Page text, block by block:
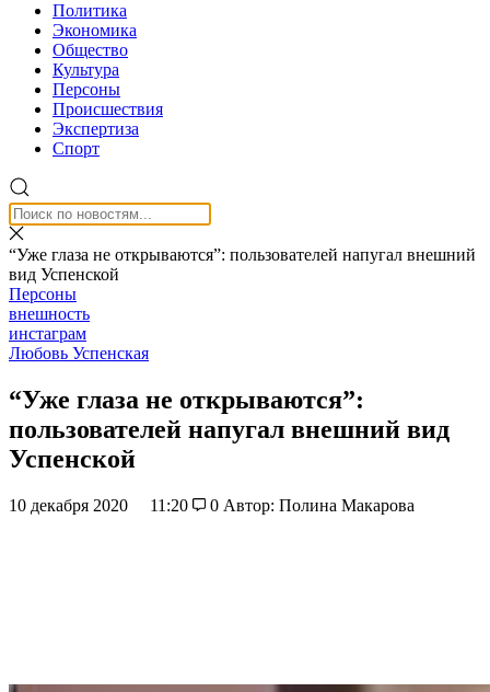
Политика
Экономика
Общество
Культура
Персоны
Происшествия
Экспертиза
Спорт
“Уже глаза не открываются”: пользователей напугал внешний
вид Успенской
Персоны
внешность
инстаграм
Любовь Успенская
“Уже глаза не открываются”:
пользователей напугал внешний вид
Успенской
10 декабря 2020 11:20 0 Автор: Полина Макарова